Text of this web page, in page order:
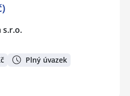
s.r.o.
Plný úvazek